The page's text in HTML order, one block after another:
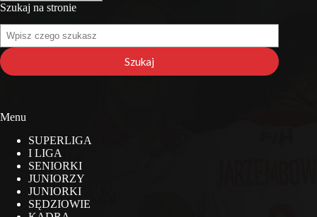
Szukaj na stronie
Szukaj
na
stronie
Szukaj
Menu
SUPERLIGA
I LIGA
SENIORKI
JUNIORZY
JUNIORKI
SĘDZIOWIE